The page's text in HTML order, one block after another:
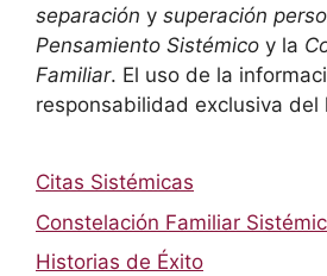
separación y superación
Pensamiento Sistémico y la
Familiar. El uso de la
responsabilidad exclusiva del
Citas Sistémicas
Constelación Familiar
Historias de Éxito